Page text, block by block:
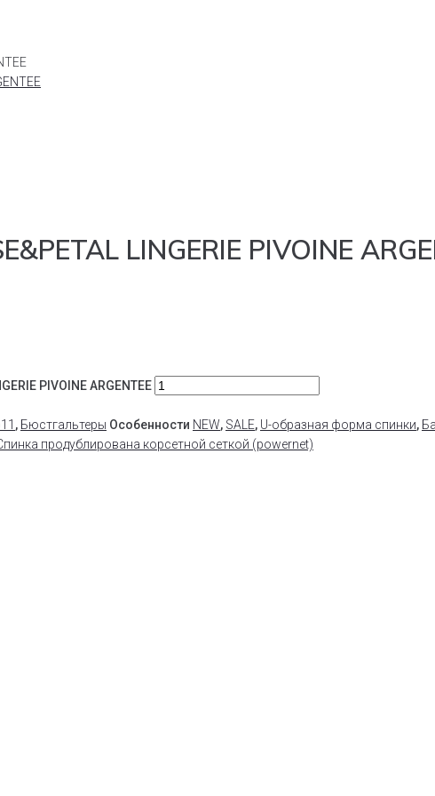
LINGERIE PIVOINE
PIVOINE ARGENTEE
, Бюстгальтеры Особенности NEW, SALE, U-образная форма спинки,
продублирована корсетной сеткой (powernet)